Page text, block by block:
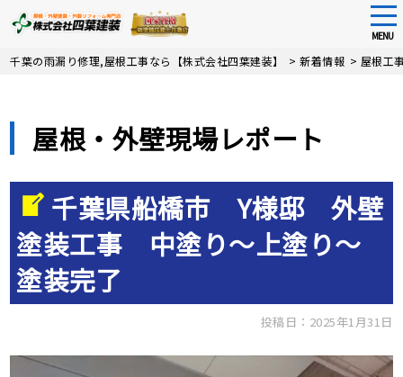
Skip
MENU
千葉の雨漏り修理,屋根工事なら【株式会社四葉建装】 >新着情報 > 屋根工
屋根・外壁現場レポート
千葉県船橋市 Y様邸 外壁
塗装工事 中塗り～上塗り～
塗装完了
投稿日：2025年1月31日